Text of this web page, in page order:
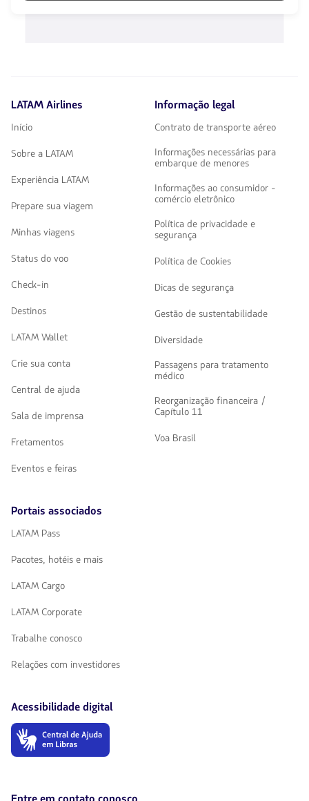
1580
para
LATAM Airlines
Início
Sobre a LATAM
Experiência LATAM
Prepare sua viagem
Minhas viagens
Status do voo
Check-in
Destinos
LATAM Wallet
Crie sua conta
Central de ajuda
Sala de imprensa
Fretamentos
Eventos e feiras
Informação legal
Contrato de transporte aéreo
Informações necessárias para
embarque de menores
Informações ao consumidor -
comércio eletrônico
Política de privacidade e
segurança
Política de Cookies
Dicas de segurança
Gestão de sustentabilidade
Diversidade
Passagens para tratamento
médico
Reorganização financeira /
Capítulo 11
Voa Brasil
Portais associados
LATAM Pass
Pacotes, hotéis e mais
LATAM Cargo
LATAM Corporate
Trabalhe conosco
Relações com investidores
Acessibilidade digital
O
será